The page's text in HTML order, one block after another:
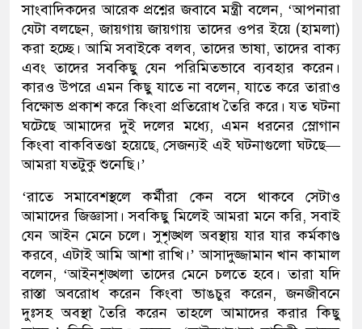
সাংবাদিকদের আরেক প্রশ্নের জবাবে মন্ত্রী বলেন, ‘আপনারা
যেটা বলছেন, জায়গায় জায়গায় তাদের ওপর ইয়ে (হামলা)
করা হচ্ছে। আমি সবাইকে বলব, তাদের ভাষা, তাদের বাক্য
এবং তাদের সবকিছু যেন পরিমিতভাবে ব্যবহার করেন।
কারও উপরে এমন কিছু যাতে না বলেন, যাতে করে তারাও
বিক্ষোভ প্রকাশ করে কিংবা প্রতিরোধ তৈরি করে। যত ঘটনা
ঘটেছে আমাদের দুই দলের মধ্যে, এমন ধরনের স্লোগান
কিংবা বাকবিতণ্ডা হয়েছে, সেজন্যই এই ঘটনাগুলো ঘটছে—
আমরা যতটুকু শুনেছি।’
‘রাতে সমাবেশস্থলে কর্মীরা কেন বসে থাকবে সেটাও
আমাদের জিজ্ঞাসা। সবকিছু মিলেই আমরা মনে করি, সবাই
যেন আইন মেনে চলে। সুশৃঙ্খল অবস্থায় যার যার কর্মকাণ্ড
করবে, এটাই আমি আশা রাখি।’ আসাদুজ্জামান খান কামাল
বলেন, ‘আইনশৃঙ্খলা তাদের মেনে চলতে হবে। তারা যদি
রাস্তা অবরোধ করেন কিংবা ভাঙচুর করেন, জনজীবনে
দুঃসহ অবস্থা তৈরি করেন তাহলে আমাদের করার কিছু